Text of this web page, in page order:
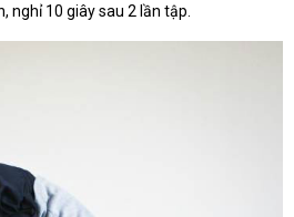
nghỉ 10 giây sau 2 lần tập.